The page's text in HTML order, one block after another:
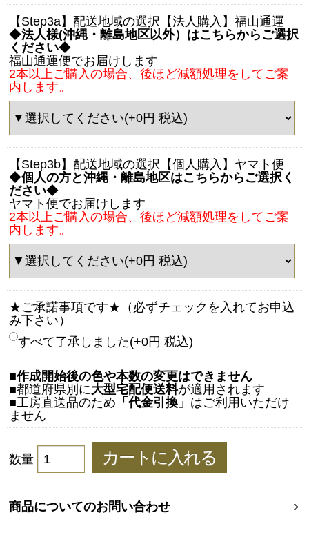
【Step3a】配送地域の選択【法人購入】福山通運
◆法人様(沖縄・離島地区以外）はこちらからご選択
ください◆
福山通運便でお届けします
2本以上ご購入の場合、後ほど減額処理をしてご案
内します。
【Step3b】配送地域の選択【個人購入】ヤマト便
◆個人の方と沖縄・離島地区はこちらからご選択く
ださい◆
ヤマト便でお届けします
2本以上ご購入の場合、後ほど減額処理をしてご案
内します。
★ご承諾事項です★（必ずチェックを入れてお申込
み下さい）
すべて了承しました(+0円 税込)
■作成開始後の色や本数の変更はできません
■都道府県別に大型宅配便送料が適用されます
■工房直送品のため 「代金引換」 はご利用いただけ
ません
数量
商品についてのお問い合わせ